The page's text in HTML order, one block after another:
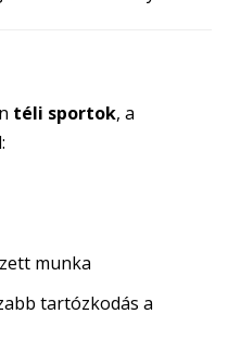
téli sportok, a
munka
tartózkodás a